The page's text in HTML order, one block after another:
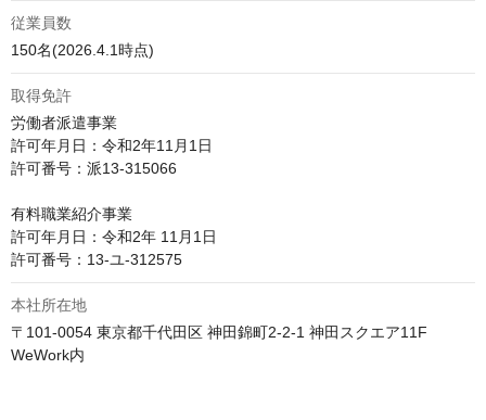
従業員数
150名(2026.4.1時点)
取得免許
労働者派遣事業
許可年月日：令和2年11月1日
許可番号：派13-315066
有料職業紹介事業
許可年月日：令和2年 11月1日
許可番号：13-ユ-312575
本社所在地
〒101-0054 東京都千代田区 神田錦町2-2-1 神田スクエア11F
WeWork内